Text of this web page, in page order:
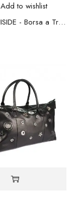
Add to wishlist
Factory - NISIDE - Borsa a Tracolla/Porta Computer